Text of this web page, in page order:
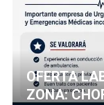
OFERTA
ZONA: